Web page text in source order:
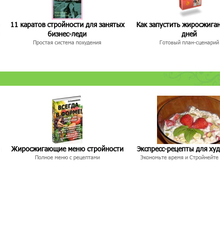
11 каратов стройности для занятых
бизнес-леди
Простая система похудения
Как запустить
дней
Готовый план-сценарий
Жиросжигающие меню стройности
Полное меню с рецептами
Экспресс-рецепты для
Экономьте время и Стройнейте